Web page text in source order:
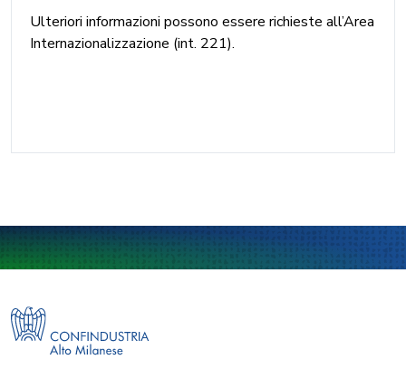
Ulteriori informazioni possono essere richieste all’Area
Internazionalizzazione (int. 221).